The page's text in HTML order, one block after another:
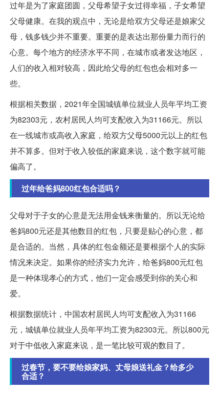
过年是为了家庭团圆，父母希望子女过得幸福，子女希望
父母健康。在我的观点中，无论是给双方父母还是娘家父
母，钱多钱少并不重要。重要的是表达出那份量力而行的
心意。每个地方的经济水平不同，在城市或者发达地区，
人们的收入相对较高，因此给父母的红包也会相对多一
些。
根据相关数据，2021年全国城镇单位就业人员年平均工资
为82303元，农村居民人均可支配收入为31166元。所以
在一线城市或高收入家庭，给双方父母5000元以上的红包
并不算多。但对于收入较低的家庭来说，这个数字就可能
偏高了。
过年给爸妈800红包合适吗？
父母对于子女的心意是无法用金钱来衡量的。所以无论给
爸妈800元还是其他数目的红包，只要是贴心的心意，都
是合适的。当然，具体的红包金额还是要根据个人的实际
情况来决定。如果你的经济实力允许，给爸妈800元红包
是一种体现孝心的方式，他们一定会感受到你的关心和
爱。
根据数据统计，中国农村居民人均可支配收入为31166
元，城镇单位就业人员年平均工资为82303元。所以800元
对于中低收入家庭来说，是一笔比较可观的数目了。
过春节，要不要给娘家妈、丈母娘送礼金？给多少
合适？